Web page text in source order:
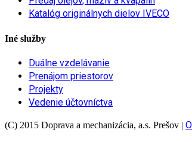
Katalóg originálnych dielov IVECO
Iné služby
Duálne vzdelávanie
Prenájom priestorov
Projekty
Vedenie účtovníctva
(C) 2015 Doprava a mechanizácia, a.s. Prešov |